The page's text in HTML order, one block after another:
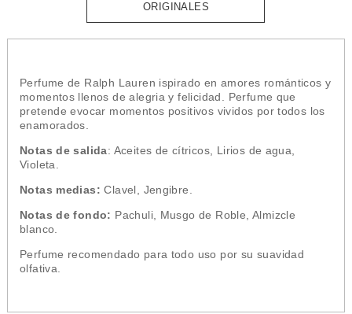
ORIGINALES
Perfume de Ralph Lauren ispirado en amores románticos y
momentos llenos de alegria y felicidad. Perfume que
pretende evocar momentos positivos vividos por todos los
enamorados.
Notas de salida: Aceites de cítricos, Lirios de agua,
Violeta.
Notas medias: Clavel, Jengibre.
Notas de fondo: Pachuli, Musgo de Roble, Almizcle
blanco.
Perfume recomendado para todo uso por su suavidad
olfativa.